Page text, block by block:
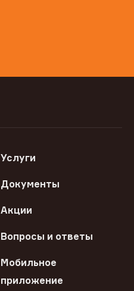
Услуги
Документы
Акции
Вопросы и ответы
Мобильное
приложение